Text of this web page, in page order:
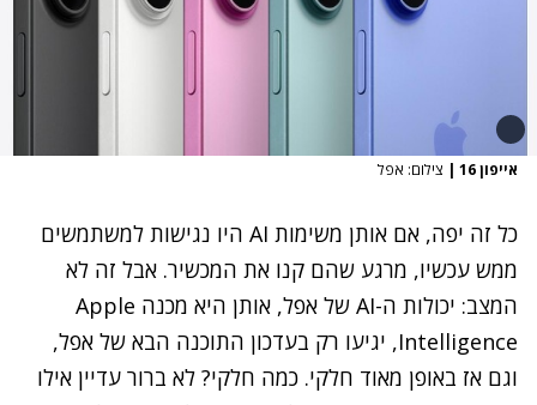
אייפון 16 | צילום: אפל
כל זה יפה, אם אותן משימות AI היו נגישות למשתמשים
ממש עכשיו, מרגע שהם קנו את המכשיר. אבל זה לא
המצב: יכולות ה-AI של אפל, אותן היא מכנה Apple
Intelligence, יגיעו רק בעדכון התוכנה הבא של אפל,
וגם אז באופן מאוד חלקי. כמה חלקי? לא ברור עדיין אילו